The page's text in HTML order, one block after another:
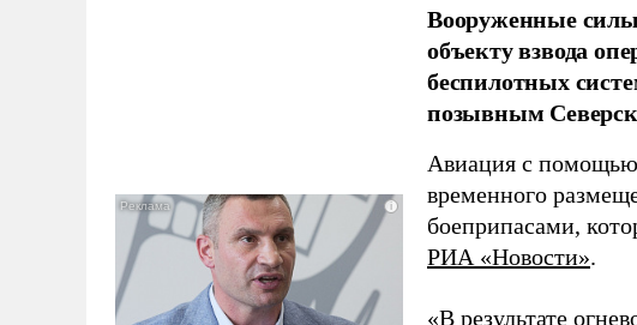
Вооруженные
объекту взвода
беспилотных
позывным
Авиация с
временного
боеприпасами,
РИА «Новости».
«В результате